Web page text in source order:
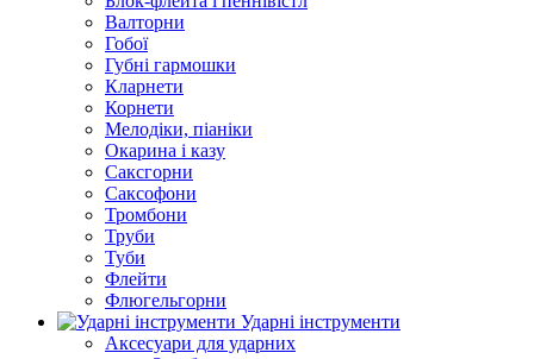
Валторни
Гобої
Губні гармошки
Кларнети
Корнети
Мелодіки, піаніки
Окарина і казу
Саксгорни
Саксофони
Тромбони
Труби
Туби
Флейти
Флюгельгорни
Ударні інструменти
Аксесуари для ударних